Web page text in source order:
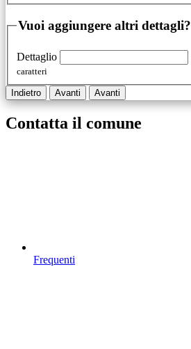
Vuoi aggiungere altri dettagli?
Dettaglio
caratteri
Indietro Avanti Avanti
Contatta il comune
Frequenti